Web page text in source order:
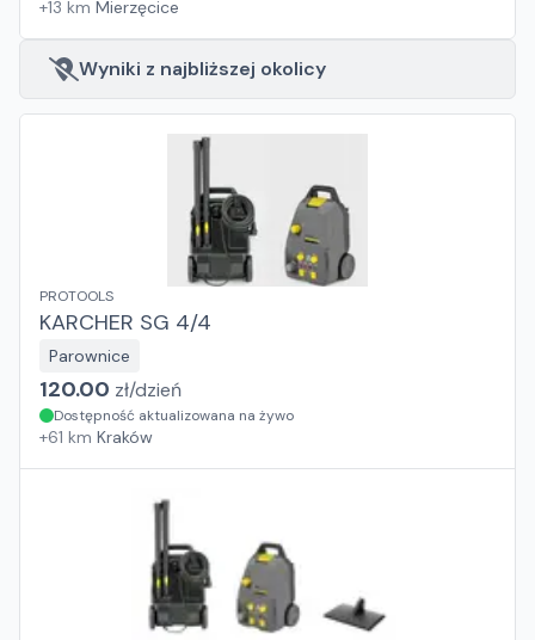
+13 km Mierzęcice
Wyniki z najbliższej okolicy
PROTOOLS
KARCHER SG 4/4
Parownice
120.00 zł/dzień
Dostępność aktualizowana na żywo
+61 km Kraków